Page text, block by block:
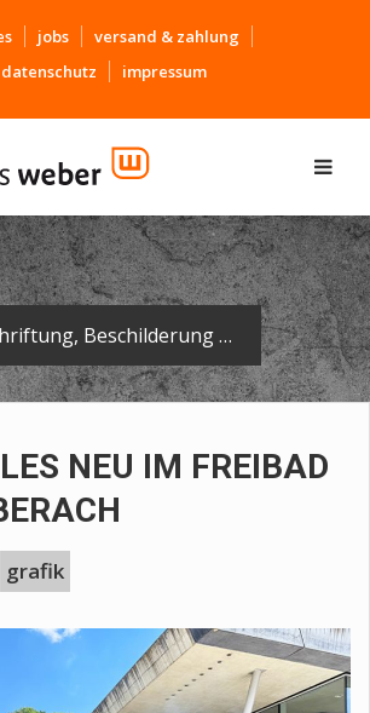
jobs
versand & zahlung
datenschutz impressum
Beschriftung, Beschilderung und Leitsystem für das neue Freibad in Biberach.
NEU IM FREIBAD
grafik